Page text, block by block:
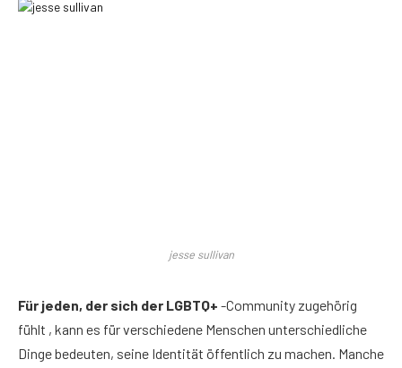
jesse sullivan
Für jeden, der sich der LGBTQ+ -Community zugehörig
fühlt , kann es für verschiedene Menschen unterschiedliche
Dinge bedeuten, seine Identität öffentlich zu machen. Manche